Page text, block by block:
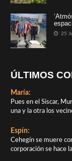
25
ÚLTIMOS
María:
Pues en el Siscar,
una y la otra los
Espín:
Cehegín se muere
corporación se hace